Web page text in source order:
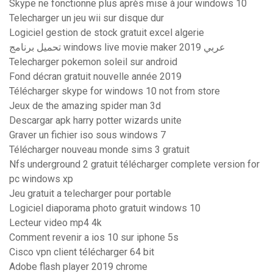
Skype ne fonctionne plus après mise à jour windows 10
Telecharger un jeu wii sur disque dur
Logiciel gestion de stock gratuit excel algerie
تحميل برنامج windows live movie maker 2019 عربي
Telecharger pokemon soleil sur android
Fond décran gratuit nouvelle année 2019
Télécharger skype for windows 10 not from store
Jeux de the amazing spider man 3d
Descargar apk harry potter wizards unite
Graver un fichier iso sous windows 7
Télécharger nouveau monde sims 3 gratuit
Nfs underground 2 gratuit télécharger complete version for
pc windows xp
Jeu gratuit a telecharger pour portable
Logiciel diaporama photo gratuit windows 10
Lecteur video mp4 4k
Comment revenir a ios 10 sur iphone 5s
Cisco vpn client télécharger 64 bit
Adobe flash player 2019 chrome